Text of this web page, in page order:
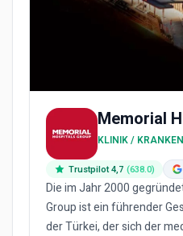
Memorial
KLINIK /
Trustpilot 4,7 (638.0)
Die im Jahr 2000
Group ist ein führender
der Türkei, der sich der